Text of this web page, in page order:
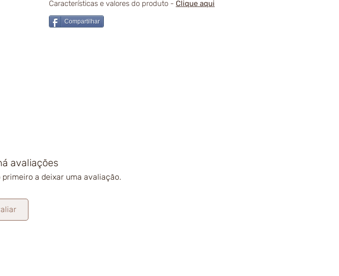
avaliações
a deixar uma avaliação.
Características e valores do produto - Clique aqui
Compartilhar